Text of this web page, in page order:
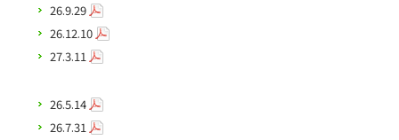
26.9.29
26.12.10
27.3.11
26.5.14
26.7.31